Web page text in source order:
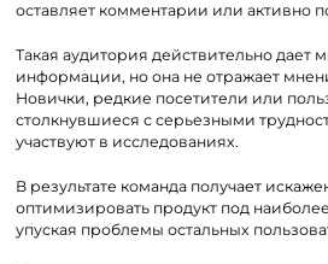
оставляет комментарии или активно
Такая аудитория действительно дает
информации, но она не отражает
Новички, редкие посетители или
столкнувшиеся с серьезными
участвуют в исследованиях.
В результате команда получает
оптимизировать продукт под
упуская проблемы остальных